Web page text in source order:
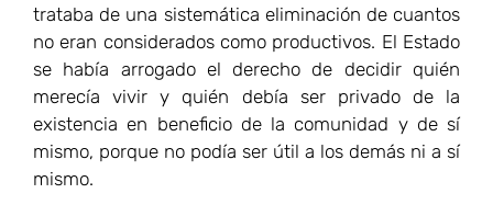
trataba de una sistemática eliminación de cuantos
no eran considerados como productivos. El Estado
se había arrogado el derecho de decidir quién
merecía vivir y quién debía ser privado de la
existencia en beneficio de la comunidad y de sí
mismo, porque no podía ser útil a los demás ni a sí
mismo.